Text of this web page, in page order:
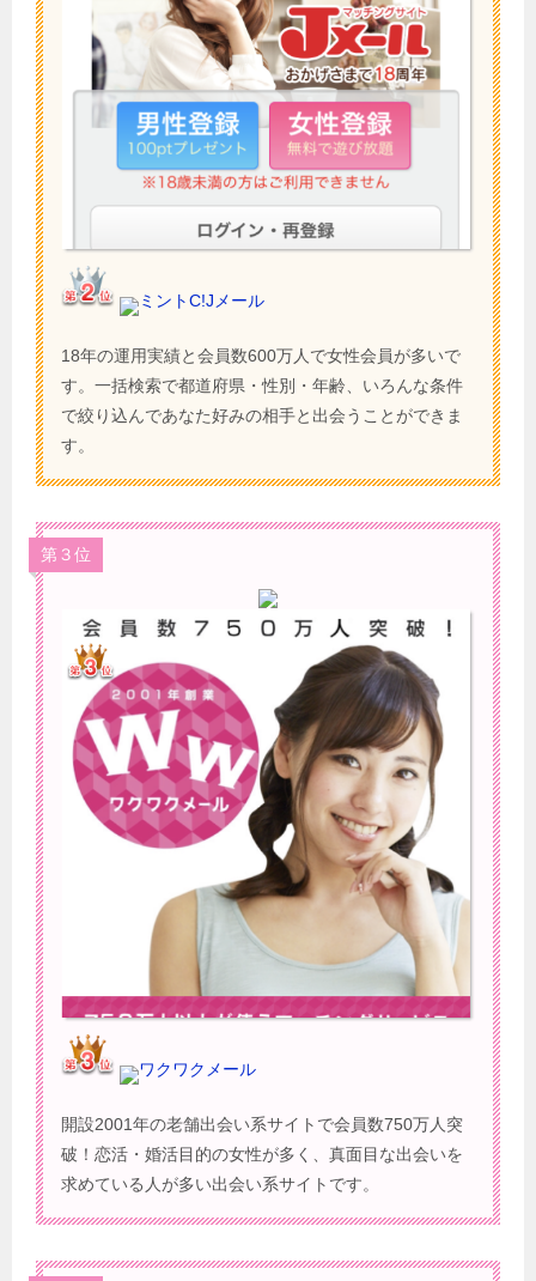
ミントC!Jメール
18年の運用実績と会員数600万人で女性会員が多いで
す。一括検索で都道府県・性別・年齢、いろんな条件
で絞り込んであなた好みの相手と出会うことができま
す。
第３位
ワクワクメール
開設2001年の老舗出会い系サイトで会員数750万人突
破！恋活・婚活目的の女性が多く、真面目な出会いを
求めている人が多い出会い系サイトです。